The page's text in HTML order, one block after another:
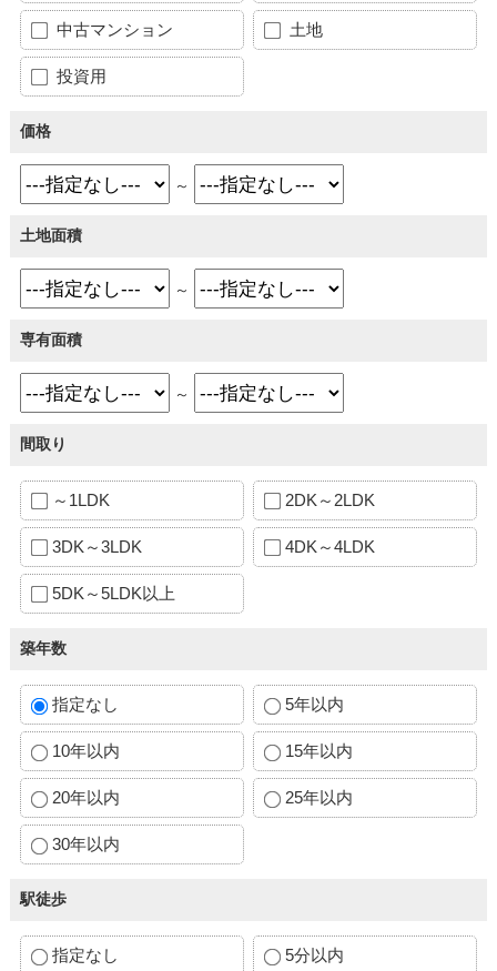
中古マンション 土地
投資用
価格
～
土地面積
～
専有面積
～
間取り
～1LDK 2DK～2LDK
3DK～3LDK 4DK～4LDK
5DK～5LDK以上
築年数
指定なし 5年以内
10年以内 15年以内
20年以内 25年以内
30年以内
駅徒歩
指定なし 5分以内